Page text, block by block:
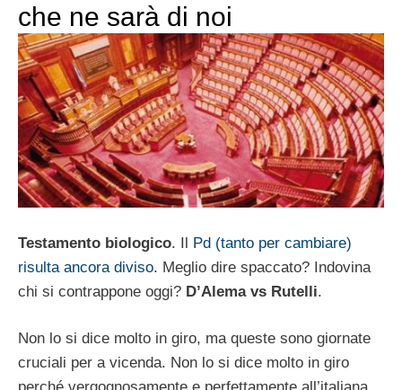
che ne sarà di noi
Testamento biologico. Il Pd (tanto per cambiare)
risulta ancora diviso. Meglio dire spaccato? Indovina
chi si contrappone oggi? D’Alema vs Rutelli.
Non lo si dice molto in giro, ma queste sono giornate
cruciali per a vicenda. Non lo si dice molto in giro